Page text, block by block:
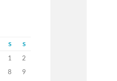
S S
1
2
8
9